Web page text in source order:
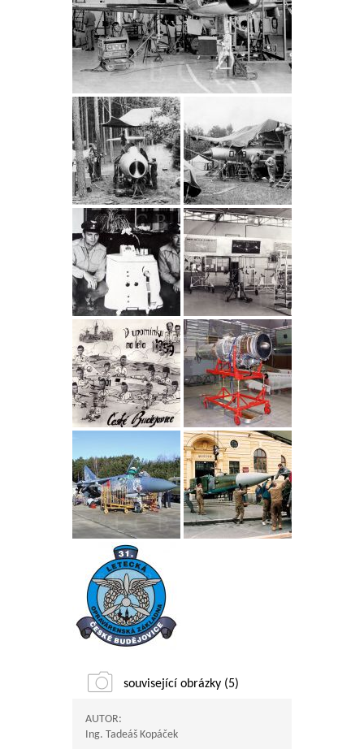
související obrázky (5)
AUTOR:
Ing. Tadeáš Kopáček